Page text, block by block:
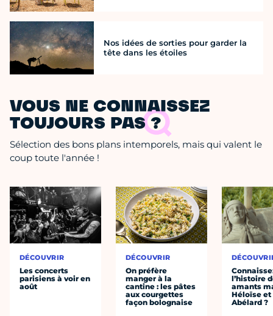
Nos idées de sorties pour garder la
tête dans les étoiles
VOUS NE CONNAISSEZ
TOUJOURS PAS ?
Sélection des bons plans intemporels, mais qui valent le
coup toute l'année !
DÉCOUVRIR
Les concerts
parisiens à voir en
août
DÉCOUVRIR
On préfère
manger à la
cantine : les pâtes
aux courgettes
façon bolognaise
l’histoire
amants
Héloïse et
Abélard ?